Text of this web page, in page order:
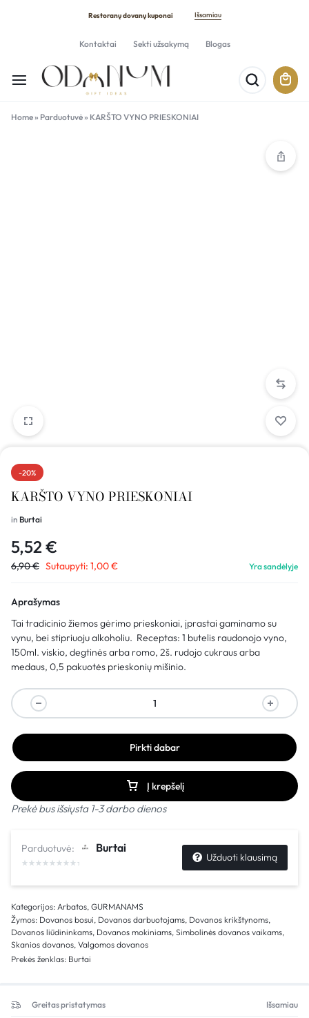
Restoranų dovanų kuponai Išsamiau
Kontaktai Sekti užsakymą Blogas
Home» Parduotuvė» KARŠTO VYNO PRIESKONIAI
-20%
KARŠTO VYNO PRIESKONIAI
in Burtai
5,52 €
6,90€ Sutaupyti: 1,00€ Yra sandėlyje
Aprašymas
Tai tradicinio žiemos gėrimo prieskoniai, įprastai gaminamo su
vynu, bei stipriuoju alkoholiu. Receptas: 1 butelis raudonojo vyno,
150ml. viskio, degtinės arba romo, 2š. rudojo cukraus arba
medaus, 0,5 pakuotės prieskonių mišinio.
Į krepšelį
Pirkti dabar
Prekė bus išsiųsta 1-3 darbo dienos
Parduotuvė: Burtai
Užduoti klausimą
Kategorijos: Arbatos, GURMANAMS
Žymos: Dovanos bosui, Dovanos darbuotojams, Dovanos krikštynoms,
Dovanos liūdininkams, Dovanos mokiniams, Simbolinės dovanos vaikams,
Skanios dovanos, Valgomos dovanos
Prekės ženklas: Burtai
Greitas pristatymas Išsamiau